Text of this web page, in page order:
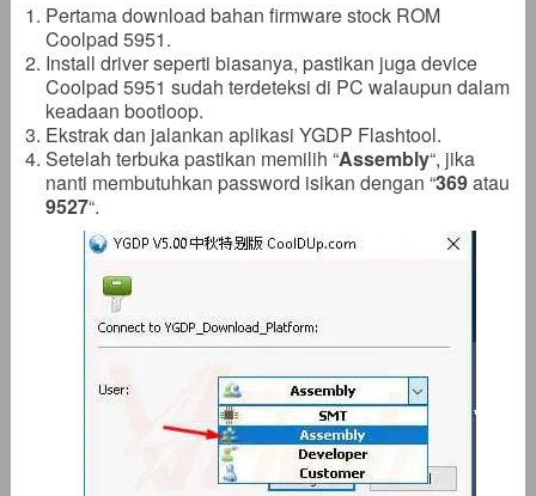
Pertama download bahan firmware stock ROM
Coolpad 5951.
Install driver seperti biasanya, pastikan juga device
Coolpad 5951 sudah terdeteksi di PC walaupun dalam
keadaan bootloop.
Ekstrak dan jalankan aplikasi YGDP Flashtool.
Setelah terbuka pastikan memilih “Assembly“, jika
nanti membutuhkan password isikan dengan “369atau
9527“.